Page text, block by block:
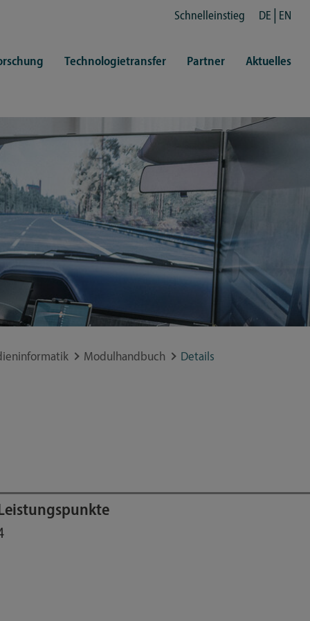
Schnelleinstieg DE EN
Kultur
Technologietransfer Partner Aktuelles
Modulhandbuch Details
Leistungspunkte